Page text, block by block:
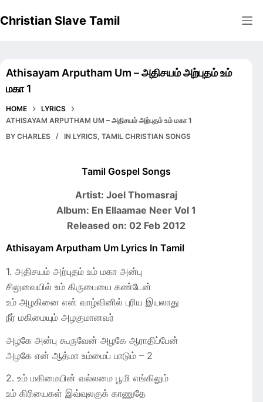
to
Christian Slave Tamil
Athisayam Arputham Um – அதிசயம் அற்புதம் உம்
மகா 1
HOME
LYRICS
ATHISAYAM ARPUTHAM UM – அதிசயம் அற்புதம் உம் மகா 1
BY CHARLES IN LYRICS,TAMIL CHRISTIAN SONGS
Tamil Gospel Songs
Artist: Joel Thomasraj
Album: En Ellaamae Neer Vol 1
Released on: 02 Feb 2012
Athisayam Arputham Um Lyrics In Tamil
1. அதிசயம் அற்புதம் உம் மகா அன்பு
சிலுவையில் உம் கிருபையை கண்டேன்
உம் அழகினை என் வாழ்வினில் புரிய இயலாது
நீர் மகிமையும் அழகுமானவர்
அழகே அன்பு கூருவேன் அழகே ஆராதிப்பேன்
அழகே என் ஆத்மா உம்மைப் பாடும் – 2
2. உம் மகிமையின் வல்லமை பூமி எங்கிலும்
உம் கிரியைகள் இவ்வுலகுக் காணுதே